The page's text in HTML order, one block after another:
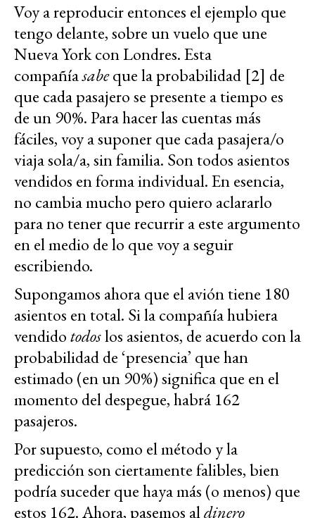
Voy a reproducir entonces el ejemplo que
tengo delante, sobre un vuelo que une
Nueva York con Londres. Esta
compañíasabeque la probabilidad [2] de
que cada pasajero se presente a tiempo es
de un 90%. Para hacer las cuentas más
fáciles, voy a suponer que cada pasajera/o
viaja sola/a, sin familia. Son todos asientos
vendidos en forma individual. En esencia,
no cambia mucho pero quiero aclararlo
para no tener que recurrir a este argumento
en el medio de lo que voy a seguir
escribiendo.
Supongamos ahora que el avión tiene 180
asientos en total. Si la compañía hubiera
vendidotodoslos asientos, de acuerdo con la
probabilidad de ‘presencia’ que han
estimado (en un 90%) significa que en el
momento del despegue, habrá 162
pasajeros.
Por supuesto, como el método y la
predicción son ciertamente falibles, bien
podría suceder que haya más (o menos) que
estos 162. Ahora, pasemos aldinero